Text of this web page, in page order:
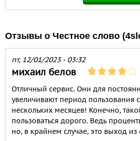
Отзывы о Честное слово
пт, 12/01/2023 - 03:32
михаил белов
Отличный сервис. Они для
увеличивают период пользования
нескольких месяцев! Конечно,
пользоваться дорого. Ведь
но, в крайнем случае, это выход